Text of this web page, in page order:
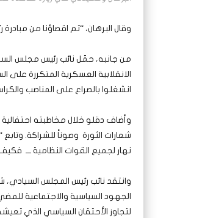
وقال البرهان، “تم اقصاؤنا من
من جانبه، حمّل نائب رئيس مجلس
الانقلابية العسكرية المتكررة
انشغلوا بالصراع على المناصب
وأضاف دقلو خلال مخاطبته احتفالية
شعارات الثورة وصوناً للشراكة.
نهار لجميع القوات النظامية ـــ
وانتقد نائب رئيس المجلس السيادي،
الجهود السياسية والاجتماعية للمضي
لتجاوز الأحتقان السياسي الذي